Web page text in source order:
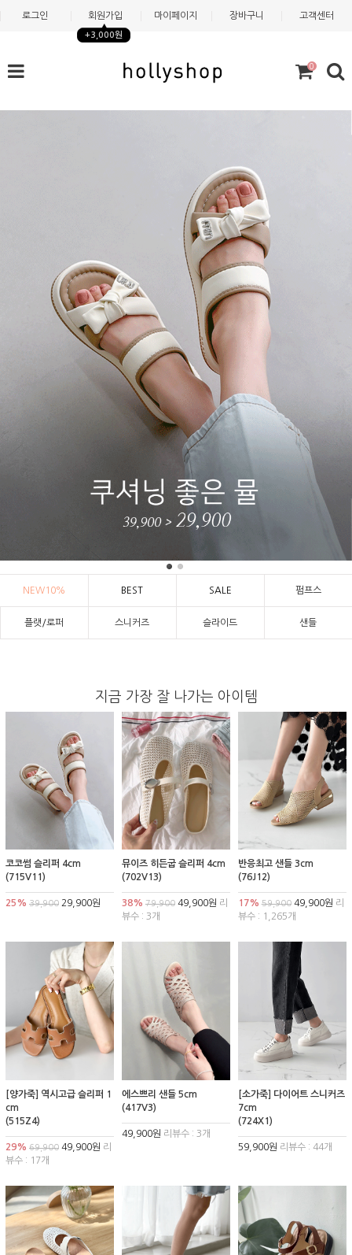
로그인 회원가입
+3,000원
마이페이지 장바구니 고객센터
0
NEW10% BEST SALE 펌프스
플랫/로퍼 스니커즈 슬라이드 샌들
지금 가장 잘 나가는 아이템
코코썸 슬리퍼 4cm
(715V11)
25% 39,900 29,900원
뮤이즈 히든굽 슬리퍼 4cm
(702V13)
38% 79,90049,900원 리
뷰수 : 3개
반응최고 샌들 3cm
(76J12)
17% 59,90049,900원 리
뷰수 : 1,265개
[양가죽] 역시고급 슬리퍼 1
cm
(515Z4)
29% 69,900 49,900원 리
뷰수 : 17개
에스쁘리 샌들 5cm
(417V3)
49,900원 리뷰수 : 3개
[소가죽] 다이어트 스니커즈
7cm
(724X1)
59,900원 리뷰수 : 44개